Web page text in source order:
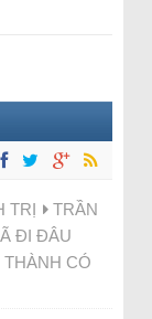
TRỊ
TRẦN
ĐI ĐÂU
CÓ